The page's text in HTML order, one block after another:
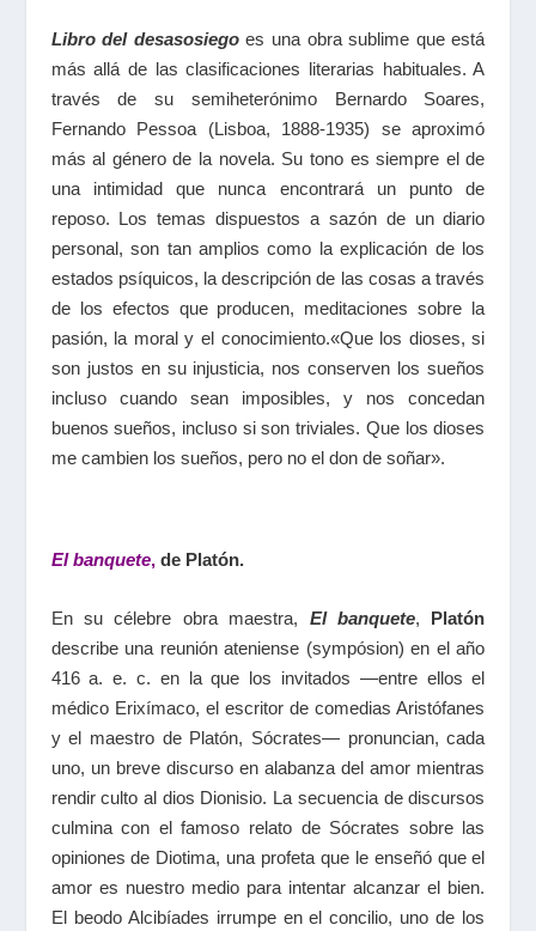
Libro del desasosiegoes una obra sublime que está
más allá de las clasificaciones literarias habituales. A
través de su semiheterónimo Bernardo Soares,
Fernando Pessoa (Lisboa, 1888-1935) se aproximó
más al género de la novela. Su tono es siempre el de
una intimidad que nunca encontrará un punto de
reposo. Los temas dispuestos a sazón de un diario
personal, son tan amplios como la explicación de los
estados psíquicos, la descripción de las cosas a través
de los efectos que producen, meditaciones sobre la
pasión, la moral y el conocimiento.«Que los dioses, si
son justos en su injusticia, nos conserven los sueños
incluso cuando sean imposibles, y nos concedan
buenos sueños, incluso si son triviales. Que los dioses
me cambien los sueños, pero no el don de soñar».
El banquete, de Platón.
En su célebre obra maestra, El banquete,
Platón
describe una reunión ateniense (sympósion) en el año
416 a. e. c. en la que los invitados —entre ellos el
médico Erixímaco, el escritor de comedias Aristófanes
y el maestro de Platón, Sócrates— pronuncian, cada
uno, un breve discurso en alabanza del amor mientras
rendir culto al dios Dionisio. La secuencia de discursos
culmina con el famoso relato de Sócrates sobre las
opiniones de Diotima, una profeta que le enseñó que el
amor es nuestro medio para intentar alcanzar el bien.
El beodo Alcibíades irrumpe en el concilio, uno de los